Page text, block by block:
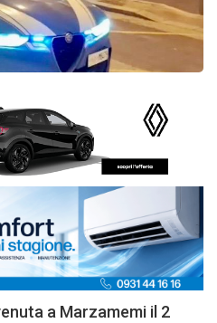
a Marzamemi il 2